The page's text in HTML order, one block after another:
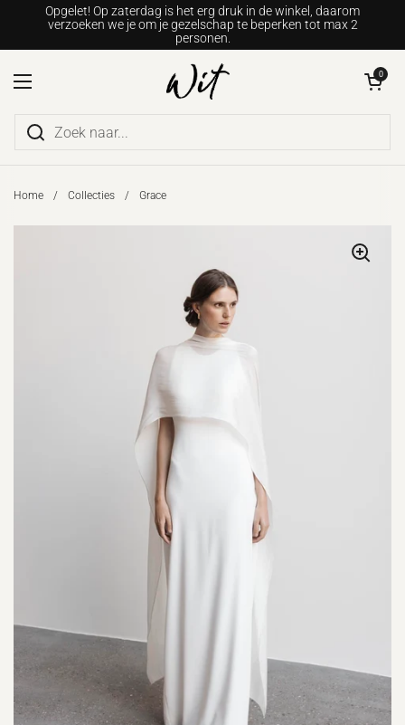
Ga naar content
Opgelet! Op zaterdag is het erg druk in de winkel, daarom
verzoeken we je om je gezelschap te beperken tot max 2
personen.
Menu openen
Winkelwagentje
0
Home / Collecties / Grace